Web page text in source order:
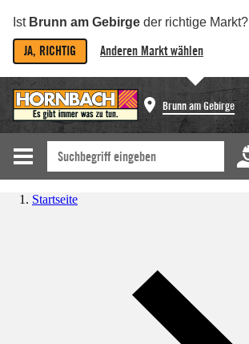
Ist Brunn am Gebirge der richtige Markt?
JA, RICHTIG Anderen Markt wählen
Brunn am Gebirge
Startseite